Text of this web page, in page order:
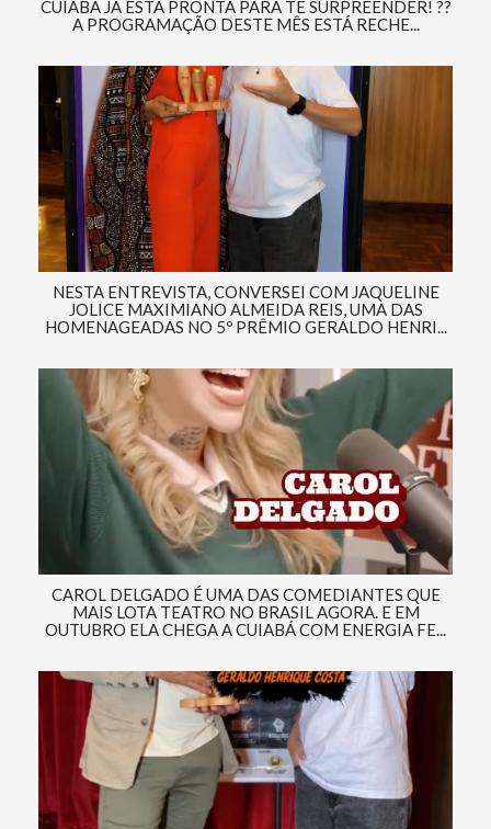
CUIABÁ JÁ ESTÁ PRONTA PARA TE SURPREENDER! ??
A PROGRAMAÇÃO DESTE MÊS ESTÁ RECHE...
NESTA ENTREVISTA, CONVERSEI COM JAQUELINE
JOLICE MAXIMIANO ALMEIDA REIS, UMA DAS
HOMENAGEADAS NO 5º PRÊMIO GERALDO HENRI...
CAROL DELGADO É UMA DAS COMEDIANTES QUE
MAIS LOTA TEATRO NO BRASIL AGORA. E EM
OUTUBRO ELA CHEGA A CUIABÁ COM ENERGIA FE...